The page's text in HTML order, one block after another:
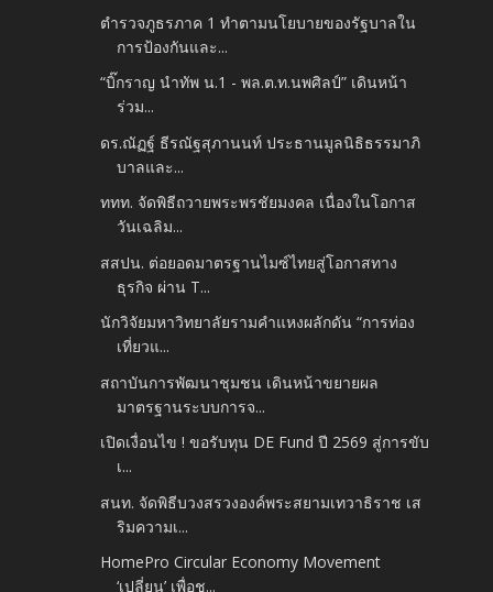
ตำรวจภูธรภาค 1 ทำตามนโยบายของรัฐบาลใน
การป้องกันและ...
“บิ๊กราญ นำทัพ น.1 - พล.ต.ท.นพศิลป์” เดินหน้า
ร่วม...
ดร.ณัฏฐ์ ธีรณัฐสุภานนท์ ประธานมูลนิธิธรรมาภิ
บาลและ...
ททท. จัดพิธีถวายพระพรชัยมงคล เนื่องในโอกาส
วันเฉลิม...
สสปน. ต่อยอดมาตรฐานไมซ์ไทยสู่โอกาสทาง
ธุรกิจ ผ่าน T...
นักวิจัยมหาวิทยาลัยรามคำแหงผลักดัน “การท่อง
เที่ยวแ...
สถาบันการพัฒนาชุมชน เดินหน้าขยายผล
มาตรฐานระบบการจ...
เปิดเงื่อนไข ! ขอรับทุน DE Fund ปี 2569 สู่การขับ
เ...
สนท. จัดพิธีบวงสรวงองค์พระสยามเทวาธิราช เส
ริมความเ...
HomePro Circular Economy Movement
‘เปลี่ยน’ เพื่อช...